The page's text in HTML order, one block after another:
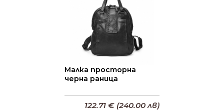
Малка просторна
черна раница
122.71 € (240.00 лв)